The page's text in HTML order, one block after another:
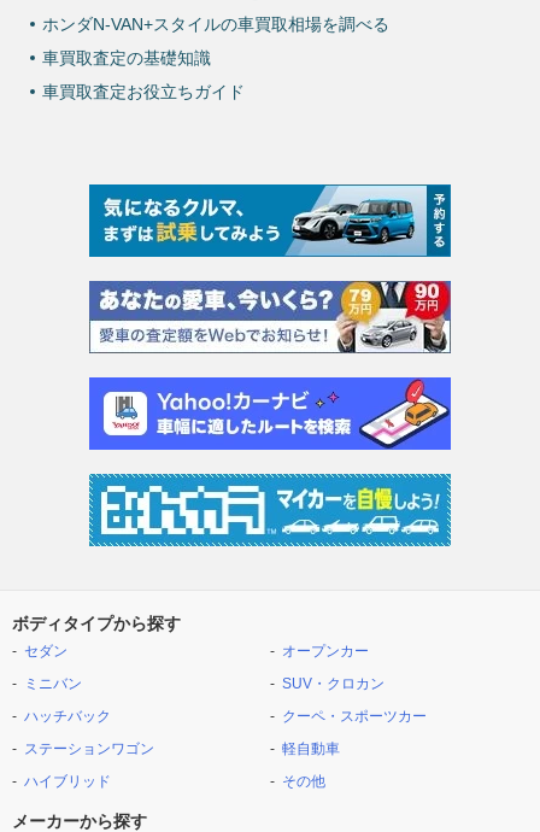
ホンダN-VAN+スタイルの車買取相場を調べる
車買取査定の基礎知識
車買取査定お役立ちガイド
ボディタイプから探す
セダン
ミニバン
ハッチバック
ステーションワゴン
ハイブリッド
オープンカー
SUV・クロカン
クーペ・スポーツカー
軽自動車
その他
メーカーから探す